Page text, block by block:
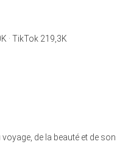
· TikTok 219,3K
de la beauté et de son